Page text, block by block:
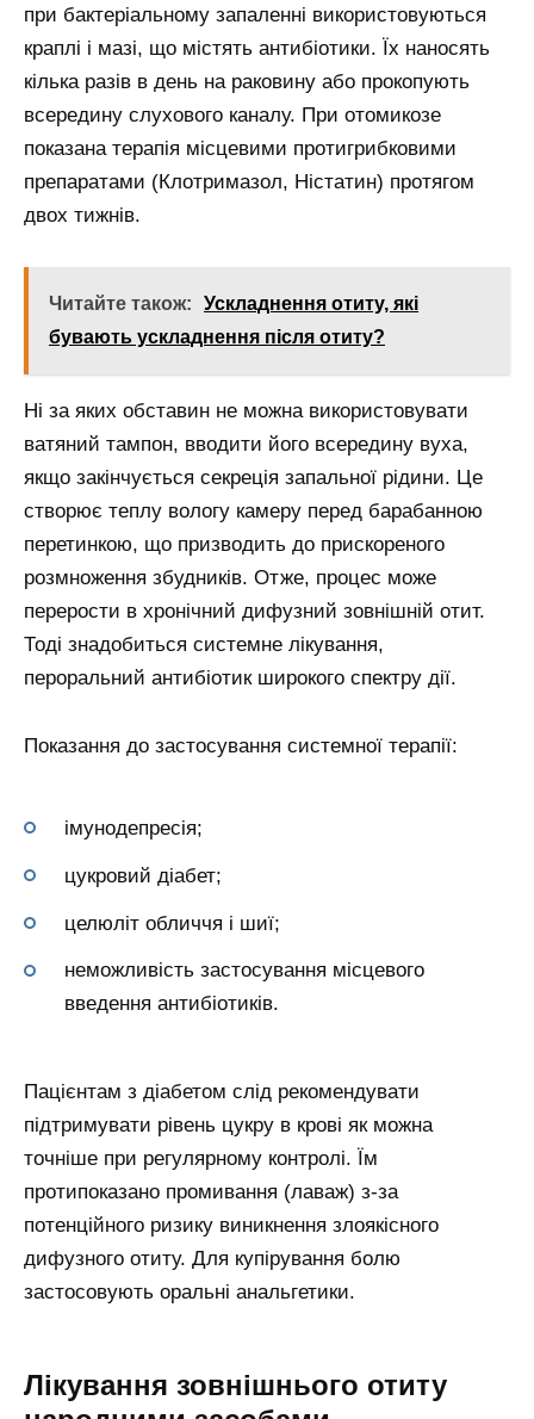
при бактеріальному запаленні використовуються
краплі і мазі, що містять антибіотики. Їх наносять
кілька разів в день на раковину або прокопують
всередину слухового каналу. При отомикозе
показана терапія місцевими протигрибковими
препаратами (Клотримазол, Ністатин) протягом
двох тижнів.
Читайте також:
Ускладнення отиту, які
бувають ускладнення після отиту?
Ні за яких обставин не можна використовувати
ватяний тампон, вводити його всередину вуха,
якщо закінчується секреція запальної рідини. Це
створює теплу вологу камеру перед барабанною
перетинкою, що призводить до прискореного
розмноження збудників. Отже, процес може
перерости в хронічний дифузний зовнішній отит.
Тоді знадобиться системне лікування,
пероральний антибіотик широкого спектру дії.
Показання до застосування системної терапії:
імунодепресія;
цукровий діабет;
целюліт обличчя і шиї;
неможливість застосування місцевого
введення антибіотиків.
Пацієнтам з діабетом слід рекомендувати
підтримувати рівень цукру в крові як можна
точніше при регулярному контролі. Їм
протипоказано промивання (лаваж) з-за
потенційного ризику виникнення злоякісного
дифузного отиту. Для купірування болю
застосовують оральні анальгетики.
Лікування зовнішнього отиту